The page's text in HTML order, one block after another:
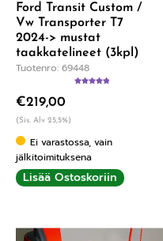
Ford Transit Custom /
Vw Transporter T7
2024-> mustat
taakkatelineet (3kpl)
Tuotenro: 69448
€219,00
(Sis. Alv 25,5%)
Ei varastossa, vain
jälkitoimituksena
Lisää Ostoskoriin